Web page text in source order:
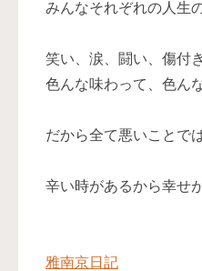
みんなそれぞれの人生
笑い、涙、闘い、傷付
色んな味わって、色ん
だから全て悪いことで
辛い時があるから幸せ
雅南京日記